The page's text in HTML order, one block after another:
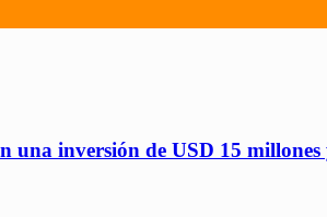
inversión de USD 15 millones